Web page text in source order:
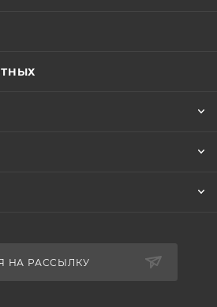
НА РАССЫЛКУ